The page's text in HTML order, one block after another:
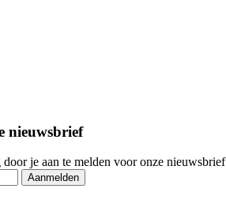
nieuwsbrief
je aan te melden voor onze nieuwsbrief
Aanmelden